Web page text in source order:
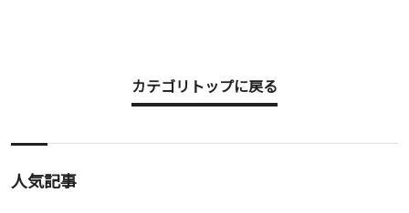
カテゴリトップに戻る
人気記事